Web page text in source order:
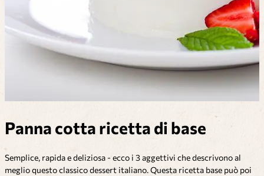
Panna cotta ricetta di base
Semplice, rapida e deliziosa - ecco i 3 aggettivi che descrivono al
meglio questo classico dessert italiano. Questa ricetta base può poi